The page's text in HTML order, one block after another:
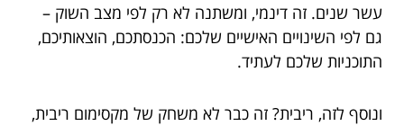
עשר שנים. זה דינמי, ומשתנה לא רק לפי מצב השוק –
גם לפי השינויים האישיים שלכם: הכנסתכם, הוצאותיכם,
התוכניות שלכם לעתיד.
ונוסף לזה, ריבית? זה כבר לא משחק של מקסימום ריבית,